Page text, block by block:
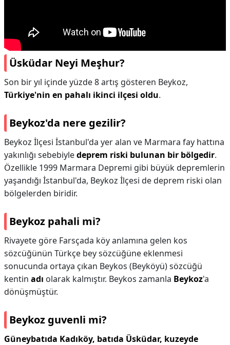
Üsküdar Neyi Meşhur?
Son bir yıl içinde yüzde 8 artış gösteren Beykoz,
Türkiye'nin en pahalı ikinci ilçesi oldu.
Beykoz'da nere gezilir?
Beykoz İlçesi İstanbul'da yer alan ve Marmara fay hattına
yakınlığı sebebiyledeprem riski bulunan bir bölgedir.
Özellikle 1999 Marmara Depremi gibi büyük depremlerin
yaşandığı İstanbul'da, Beykoz İlçesi de deprem riski olan
bölgelerden biridir.
Beykoz pahali mi?
Rivayete göre Farsçada köy anlamına gelen kos
sözcüğünün Türkçe bey sözcüğüne eklenmesi
sonucunda ortaya çıkan Beykos (Beyköyü) sözcüğü
kentin adı olarak kalmıştır. Beykos zamanla Beykoz'a
dönüşmüştür.
Beykoz guvenli mi?
Güneybatıda Kadıköy, batıda Üsküdar, kuzeyde